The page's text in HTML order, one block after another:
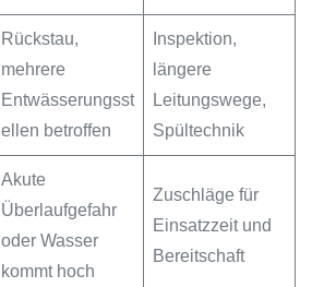
Rückstau,
mehrere
Entwässerungsst
ellen betroffen
Inspektion,
längere
Leitungswege,
Spültechnik
Akute
Überlaufgefahr
oder Wasser
kommt hoch
Zuschläge für
Einsatzzeit und
Bereitschaft